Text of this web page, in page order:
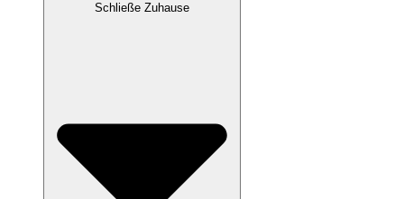
Schließe Zuhause